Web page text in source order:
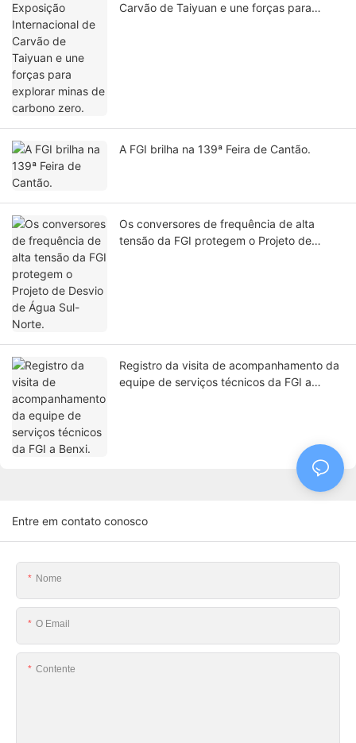
Carvão de Taiyuan e une forças para
A FGI brilha na 139ª Feira de Cantão.
Os conversores de frequência de alta
tensão da FGI protegem o Projeto de
Registro da visita de acompanhamento da
equipe de serviços técnicos da FGI a
Entre em contato conosco
Nome
O Email
Contente